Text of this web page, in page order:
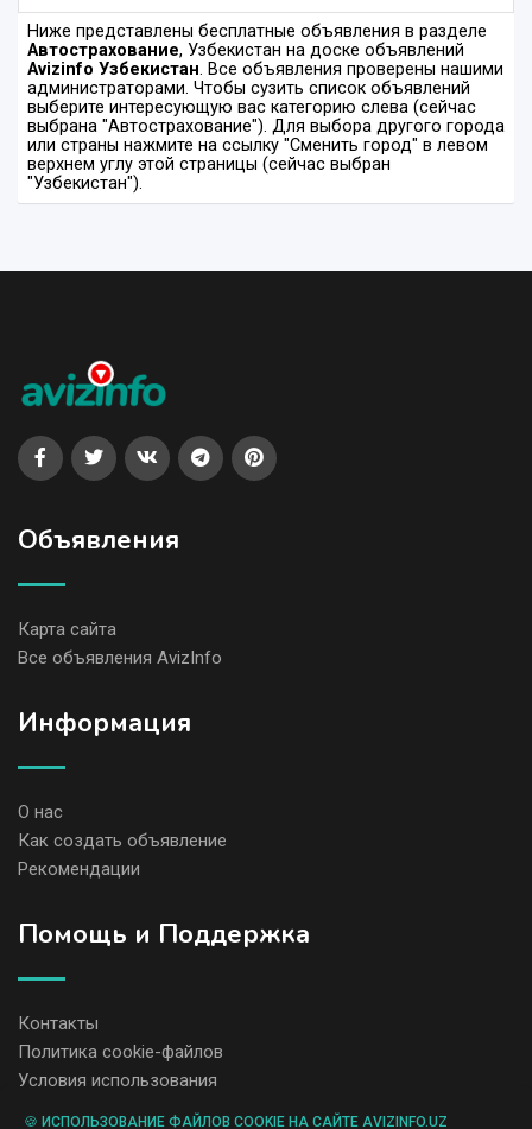
Ниже представлены бесплатные объявления в разделе
Автострахование, Узбекистан на доске объявлений
Avizinfo Узбекистан. Все объявления проверены нашими
администраторами. Чтобы сузить список объявлений
выберите интересующую вас категорию слева (сейчас
выбрана "Автострахование"). Для выбора другого города
или страны нажмите на ссылку "Сменить город" в левом
верхнем углу этой страницы (сейчас выбран
"Узбекистан").
Объявления
Карта сайта
Все объявления AvizInfo
Информация
О нас
Как создать объявление
Рекомендации
Помощь и Поддержка
Контакты
Политика cookie-файлов
Условия использования
🍪 ИСПОЛЬЗОВАНИЕ ФАЙЛОВ COOKIE НА САЙТЕ AVIZINFO.UZ